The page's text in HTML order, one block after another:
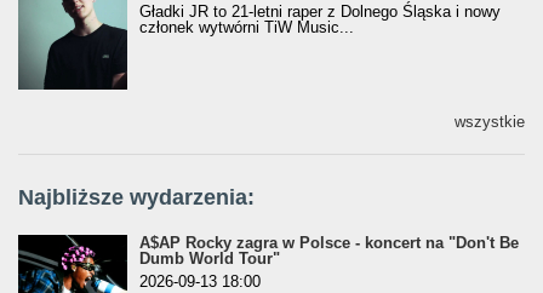
Gładki JR to 21-letni raper z Dolnego Śląska i nowy
członek wytwórni TiW Music...
wszystkie
Najbliższe wydarzenia:
A$AP Rocky zagra w Polsce - koncert na "Don't Be
Dumb World Tour"
2026-09-13 18:00